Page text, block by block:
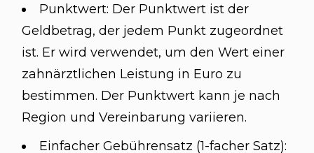
Punktwert: Der Punktwert ist der
Geldbetrag, der jedem Punkt zugeordnet
ist. Er wird verwendet, um den Wert einer
zahnärztlichen Leistung in Euro zu
bestimmen. Der Punktwert kann je nach
Region und Vereinbarung variieren.
Einfacher Gebührensatz (1-facher Satz):